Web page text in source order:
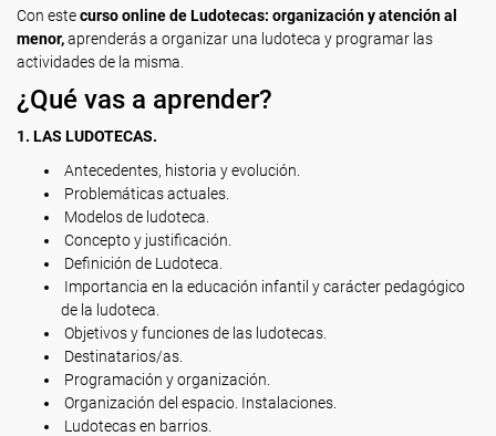
Con estecurso online de Ludotecas: organización y atención al
menor,aprenderás a organizar una ludoteca y programar las
actividades de la misma.
¿Qué vas a aprender?
1. LAS LUDOTECAS.
Antecedentes, historia y evolución.
Problemáticas actuales.
Modelos de ludoteca.
Concepto y justificación.
Definición de Ludoteca.
Importancia en la educación infantil y carácter pedagógico
de la ludoteca.
Objetivos y funciones de las ludotecas.
Destinatarios/as.
Programación y organización.
Organización del espacio. Instalaciones.
Ludotecas en barrios.